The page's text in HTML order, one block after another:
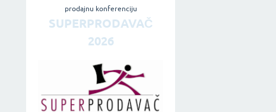
prodajnu konferenciju
SUPERPRODAVAČ
2026